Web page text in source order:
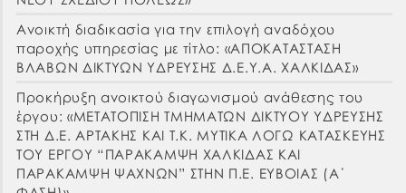
Ανοικτή διαδικασία για την επιλογή αναδόχου
παροχής υπηρεσίας με τίτλο: «ΑΠΟΚΑΤΑΣΤΑΣΗ
ΒΛΑΒΩΝ ΔΙΚΤΥΩΝ ΥΔΡΕΥΣΗΣ Δ.Ε.Υ.Α. ΧΑΛΚΙΔΑΣ»
Προκήρυξη ανοικτού διαγωνισμού ανάθεσης του
έργου: «ΜΕΤΑΤΟΠΙΣΗ ΤΜΗΜΑΤΩΝ ΔΙΚΤΥΟΥ ΥΔΡΕΥΣΗΣ
ΣΤΗ Δ.Ε. ΑΡΤΑΚΗΣ ΚΑΙ Τ.Κ. ΜΥΤΙΚΑ ΛΟΓΩ ΚΑΤΑΣΚΕΥΗΣ
ΤΟΥ ΕΡΓΟΥ “ΠΑΡΑΚΑΜΨΗ ΧΑΛΚΙΔΑΣ ΚΑΙ
ΠΑΡΑΚΑΜΨΗ ΨΑΧΝΩΝ” ΣΤΗΝ Π.Ε. ΕΥΒΟΙΑΣ (Α΄